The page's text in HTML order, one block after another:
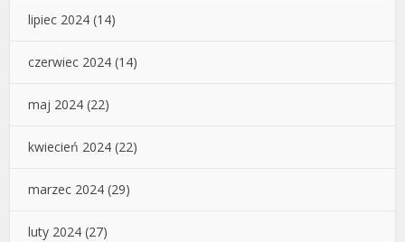
lipiec 2024 (14)
czerwiec 2024 (14)
maj 2024 (22)
kwiecień 2024 (22)
marzec 2024 (29)
luty 2024 (27)